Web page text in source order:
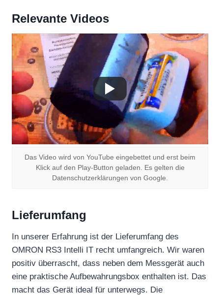
Relevante Videos
Das Video wird von YouTube eingebettet und erst beim
Klick auf den Play-Button geladen. Es gelten die
Datenschutzerklärungen von Google.
Lieferumfang
In unserer Erfahrung ist der Lieferumfang des
OMRON RS3 Intelli IT recht umfangreich. Wir waren
positiv überrascht, dass neben dem Messgerät auch
eine praktische Aufbewahrungsbox enthalten ist. Das
macht das Gerät ideal für unterwegs. Die